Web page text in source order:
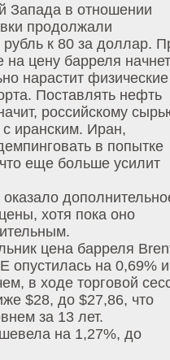
Запада в отношении
продолжали
к 80 за доллар.
цену барреля
нарастит физические
Поставлять нефть
российскому
с иранским. Иран,
в попытке
еще больше усилит
хотя пока оно
цена барреля
опустилась на 0,69% и
в ходе торговой
$28, до $27,86, что
за 13 лет.
на 1,27%, до